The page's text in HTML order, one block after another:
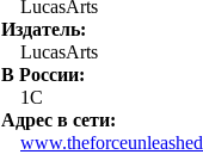
LucasArts
Издатель:
LucasArts
В России:
1C
Адрес в сети: